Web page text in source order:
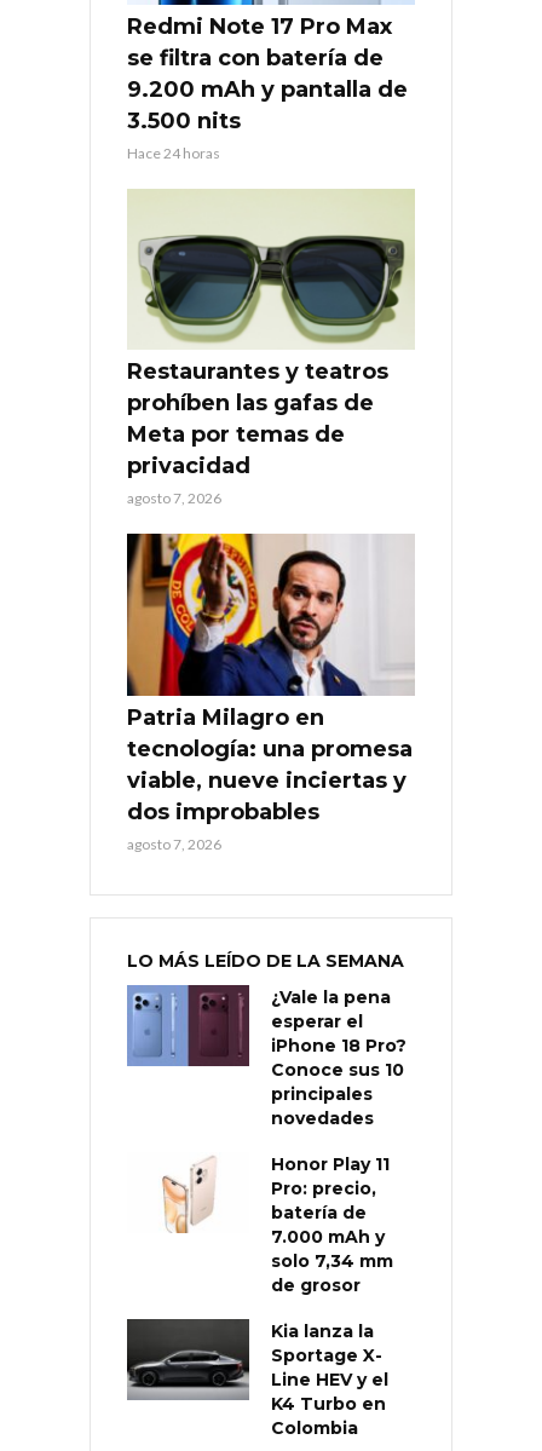
Redmi Note 17 Pro Max
se filtra con batería de
9.200 mAh y pantalla de
3.500 nits
Hace 24 horas
Restaurantes y teatros
prohíben las gafas de
Meta por temas de
privacidad
agosto 7, 2026
Patria Milagro en
tecnología: una promesa
viable, nueve inciertas y
dos improbables
agosto 7, 2026
LO MÁS LEÍDO DE LA SEMANA
¿Vale la pena
esperar el
iPhone 18 Pro?
Conoce sus 10
principales
novedades
Honor Play 11
Pro: precio,
batería de
7.000 mAh y
solo 7,34 mm
de grosor
Kia lanza la
Sportage X-
Line HEV y el
K4 Turbo en
Colombia